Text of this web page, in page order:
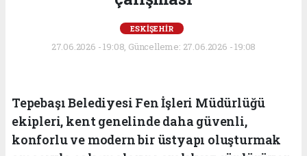
ESKİŞEHİR
27.06.2026 - 19:08, Güncelleme: 27.06.2026 - 19:08
Tepebaşı Belediyesi Fen İşleri Müdürlüğü
ekipleri, kent genelinde daha güvenli,
konforlu ve modern bir üstyapı oluşturmak